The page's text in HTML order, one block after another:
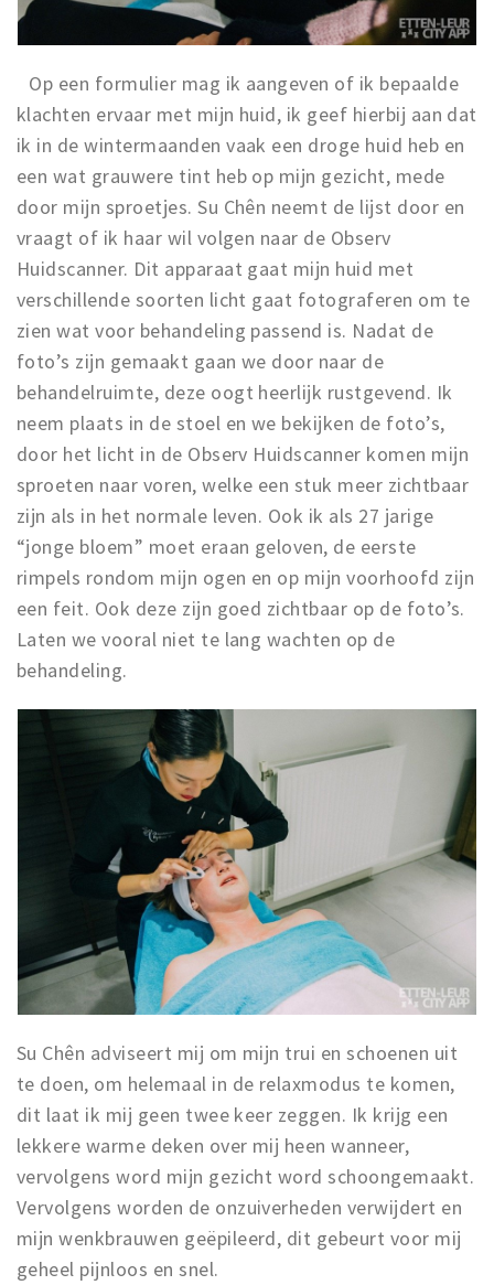
Op een formulier mag ik aangeven of ik bepaalde
klachten ervaar met mijn huid, ik geef hierbij aan dat
ik in de wintermaanden vaak een droge huid heb en
een wat grauwere tint heb op mijn gezicht, mede
door mijn sproetjes. Su Chên neemt de lijst door en
vraagt of ik haar wil volgen naar de Observ
Huidscanner. Dit apparaat gaat mijn huid met
verschillende soorten licht gaat fotograferen om te
zien wat voor behandeling passend is. Nadat de
foto’s zijn gemaakt gaan we door naar de
behandelruimte, deze oogt heerlijk rustgevend. Ik
neem plaats in de stoel en we bekijken de foto’s,
door het licht in de Observ Huidscanner komen mijn
sproeten naar voren, welke een stuk meer zichtbaar
zijn als in het normale leven. Ook ik als 27 jarige
“jonge bloem” moet eraan geloven, de eerste
rimpels rondom mijn ogen en op mijn voorhoofd zijn
een feit. Ook deze zijn goed zichtbaar op de foto’s.
Laten we vooral niet te lang wachten op de
behandeling.
Su Chên adviseert mij om mijn trui en schoenen uit
te doen, om helemaal in de relaxmodus te komen,
dit laat ik mij geen twee keer zeggen. Ik krijg een
lekkere warme deken over mij heen wanneer,
vervolgens word mijn gezicht word schoongemaakt.
Vervolgens worden de onzuiverheden verwijdert en
mijn wenkbrauwen geëpileerd, dit gebeurt voor mij
geheel pijnloos en snel.